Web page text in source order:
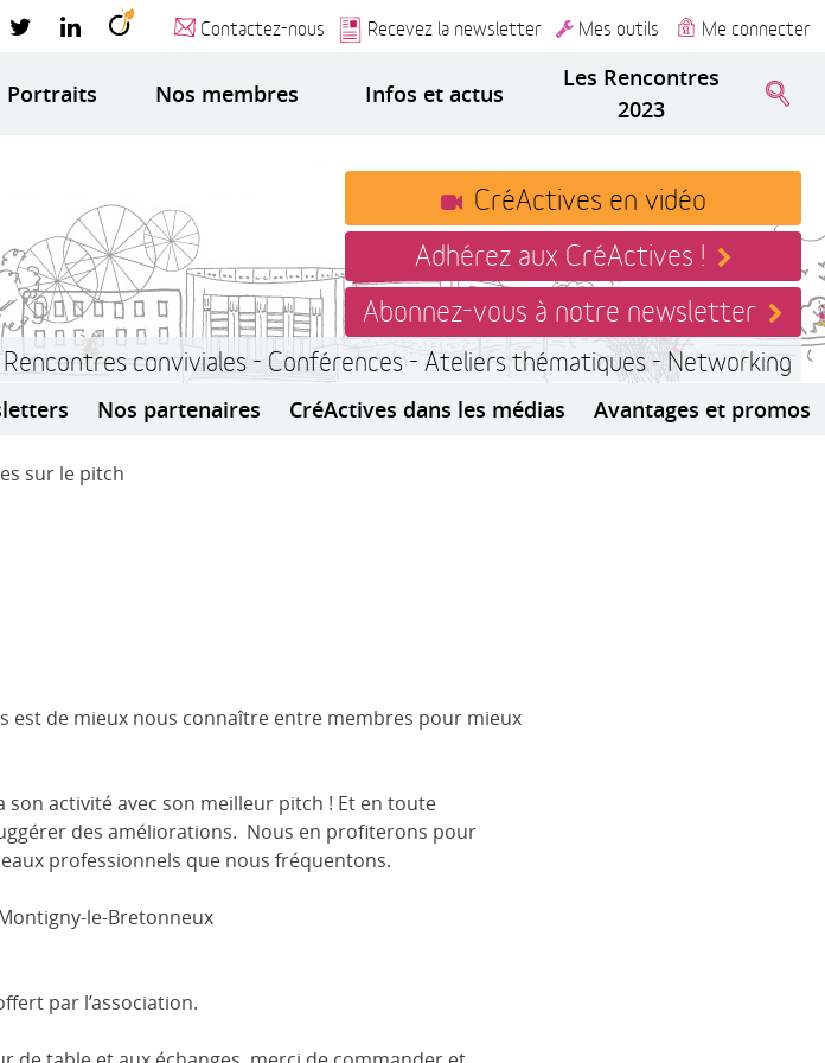
Contactez-nous Recevez la newsletter Mes outils Me connecter
Portraits Nos membres Infos et actus
Les Rencontres
2023
CréActives en vidéo
Adhérez aux CréActives !
Abonnez-vous à notre newsletter
Rencontres conviviales - Conférences - Ateliers thématiques - Networking
Nos partenaires CréActives dans les médias Avantages et promos
sur le pitch
est de mieux nous connaître entre membres pour mieux
activité avec son meilleur pitch ! Et en toute
des améliorations. Nous en profiterons pour
professionnels que nous fréquentons.
le-Bretonneux
par l’association.